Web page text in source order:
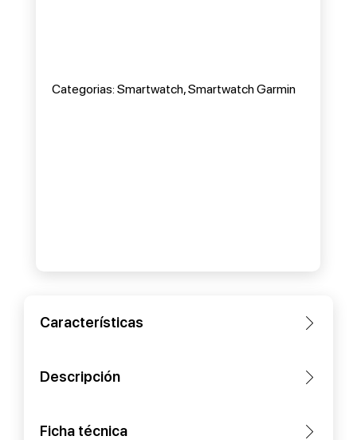
Categorias: Smartwatch,Smartwatch Garmin
Características
Descripción
Ficha técnica